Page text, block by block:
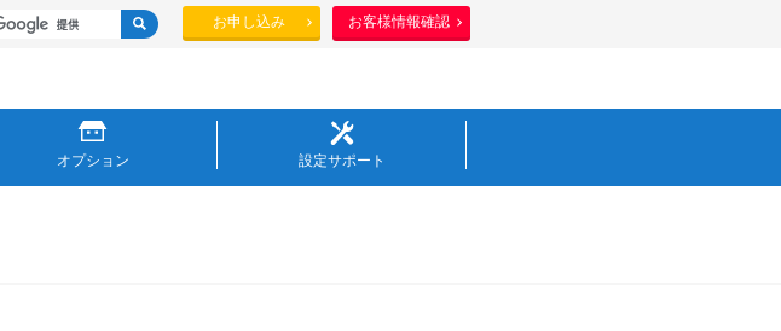
オプション 設定サポート
お申し込み お客様情報確認